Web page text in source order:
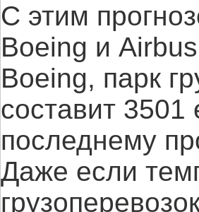
С этим
Boeing и
Boeing, парк
составит
последнему
Даже если